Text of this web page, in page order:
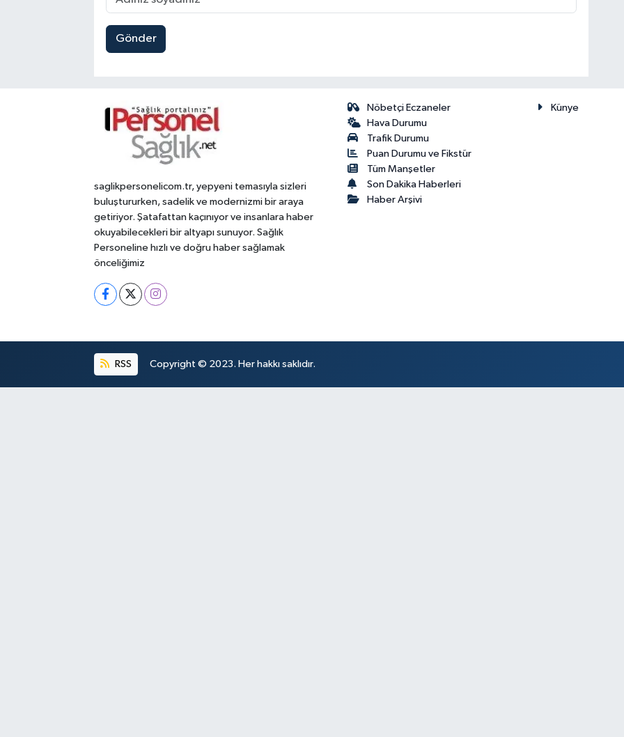
Gönder
saglikpersonelicom.tr, yepyeni temasıyla sizleri
buluştururken, sadelik ve modernizmi bir araya
getiriyor. Şatafattan kaçınıyor ve insanlara haber
okuyabilecekleri bir altyapı sunuyor. Sağlık
Personeline hızlı ve doğru haber sağlamak
önceliğimiz
Nöbetçi Eczaneler
Hava Durumu
Trafik Durumu
Puan Durumu ve Fikstür
Tüm Manşetler
Son Dakika Haberleri
Haber Arşivi
Künye
RSS Copyright © 2023. Her hakkı saklıdır.